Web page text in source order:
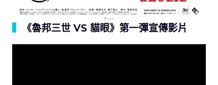
《魯邦三世 VS 貓眼》第一彈宣傳影片